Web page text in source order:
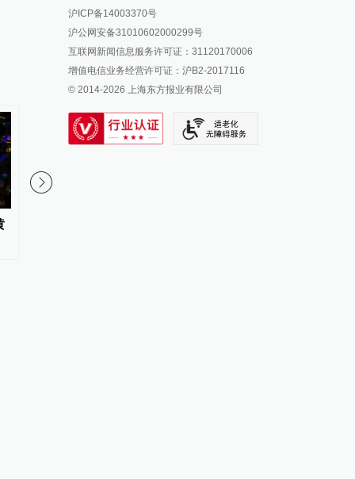
澎湃新闻公众号
澎湃新闻抖音号
派生万物开放平台
IP SHANGHAI
SIXTH TONE
报料邮箱: news@thepaper.cn
沪ICP备14003370号
沪公网安备31010602000299号
互联网新闻信息服务许可证：31120170006
增值电信业务经营许可证：沪B2-2017116
© 2014-2026 上海东方报业有限公司